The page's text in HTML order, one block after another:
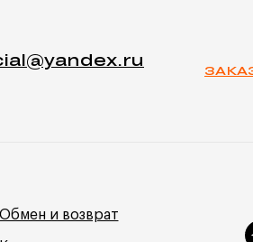
Обмен и возврат